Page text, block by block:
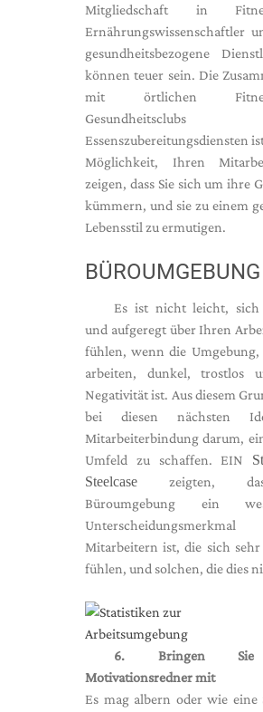
Mitgliedschaft in
Ernährungswissenschaftler
gesundheitsbezogene
können teuer sein. Die
mit örtlichen
Essenszubereitungsdiensten
Möglichkeit, Ihren
zeigen, dass Sie sich um ihre
kümmern, und sie zu einem
Lebensstil zu ermutigen.
BÜROUMGEBUNG
Es ist nicht leicht,
und aufgeregt über Ihren
fühlen, wenn die Umgebung,
arbeiten, dunkel, trostlos
Negativität ist. Aus diesem
bei diesen nächsten
Mitarbeiterbindung darum,
Umfeld zu schaffen. EIN
Steelcase zeigten,
Büroumgebung ein
Unterscheidungsmerkmal
Mitarbeitern ist, die sich
fühlen, und solchen, die dies
6. Bringen Sie
Motivationsredner mit
Es mag albern oder wie eine